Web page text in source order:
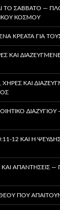
ΤΟ ΣΆΒΒΑΤΟ —
ΚΌΣΜΟΥ
ΚΡΈΑΤΑ ΓΙΑ
ΚΑΙ
ΚΑΙ
ΔΙΑΖΥΓΊΟΥ
12 ΚΑΙ Η
ΑΠΑΝΤΉΣΕΙΣ —
ΠΟΥ